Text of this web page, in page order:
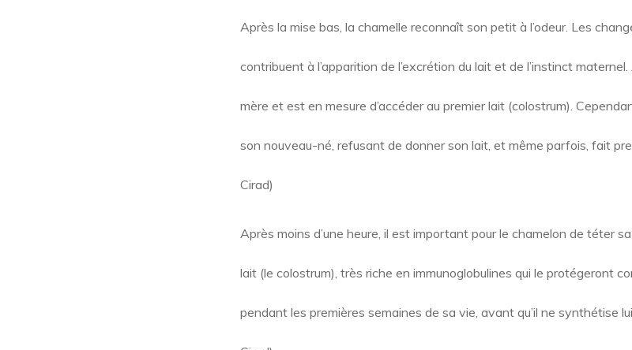
Après la mise bas, la chamelle reconnaît son petit à l’odeur. Les
contribuent à l’apparition de l’excrétion du lait et de l’instinct
mère et est en mesure d’accéder au premier lait (colostrum).
son nouveau-né, refusant de donner son lait, et même parfois, fait
Cirad)
Après moins d’une heure, il est important pour le chamelon de téter
lait (le colostrum), très riche en immunoglobulines qui le protégeront
pendant les premières semaines de sa vie, avant qu’il ne synthétise